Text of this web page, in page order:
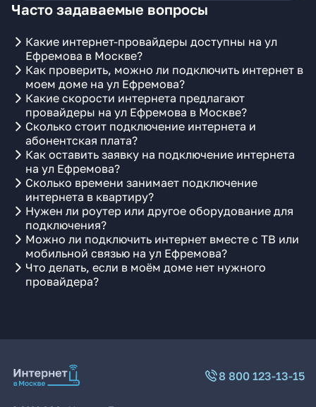
Часто задаваемые вопросы
Какие интернет-провайдеры доступны на ул
Ефремова в Москве?
Как проверить, можно ли подключить интернет в
моем доме на ул Ефремова?
Какие скорости интернета предлагают
провайдеры на ул Ефремова в Москве?
Сколько стоит подключение интернета и
абонентская плата?
Как оставить заявку на подключение интернета
на ул Ефремова?
Сколько времени занимает подключение
интернета в квартиру?
Нужен ли роутер или другое оборудование для
подключения?
Можно ли подключить интернет вместе с ТВ или
мобильной связью на ул Ефремова?
Что делать, если в моём доме нет нужного
провайдера?
8 800 123-13-15